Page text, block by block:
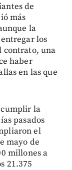
de
más
la
los
contrato, una
haber
en las que
la
pasados
el
mayo de
millones a
21.375